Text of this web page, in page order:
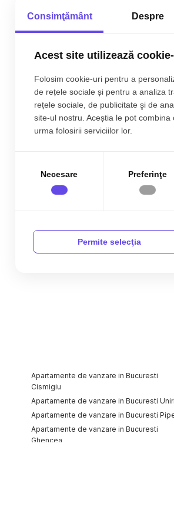
Apartamente de vanzare in Bucuresti
Cismigiu
Apartamente de vanzare in Bucuresti
Apartamente de vanzare in Bucuresti
Apartamente de vanzare in Bucuresti
Ghencea
Consimţământ Despre
Acest site utilizează
Folosim cookie-uri pentru a
de rețele sociale și pentru a analiza
rețele sociale, de publicitate şi de
site-ul nostru. Aceștia le pot
urma folosirii serviciilor lor.
Necesare Preferinţe
Permite selecţia